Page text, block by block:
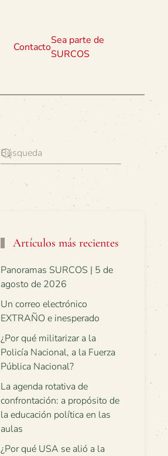
Contacto
Sea parte de
SURCOS
Artículos más recientes
Panoramas SURCOS | 5 de
agosto de 2026
Un correo electrónico
EXTRAÑO e inesperado
¿Por qué militarizar a la
Policía Nacional, a la Fuerza
Pública Nacional?
La agenda rotativa de
confrontación: a propósito de
la educación política en las
aulas
¿Por qué USA se alió a la